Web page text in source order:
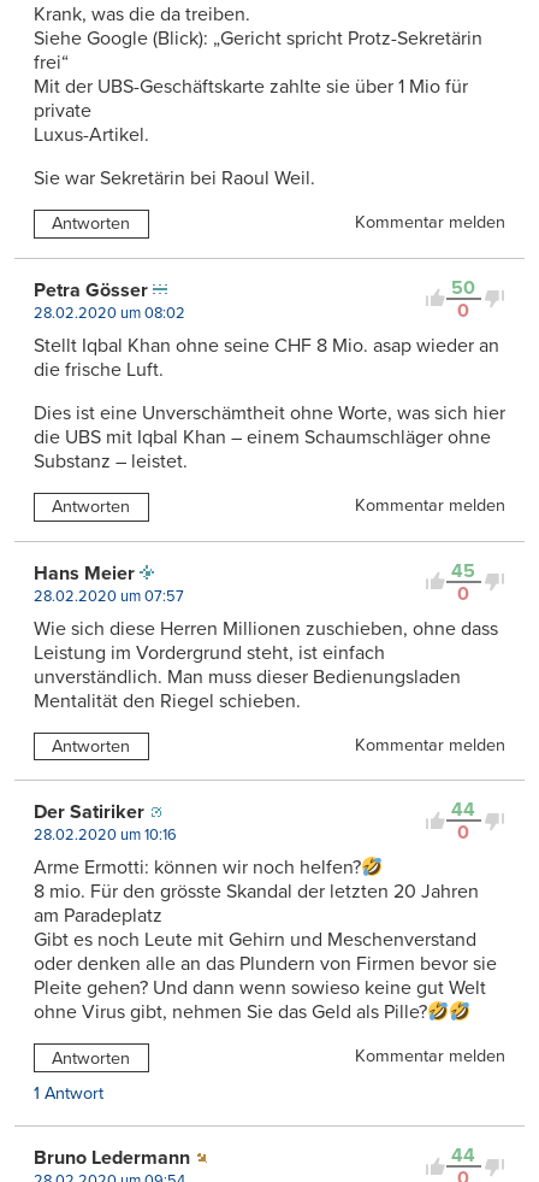
Krank, was die da treiben.
Siehe Google (Blick): „Gericht spricht Protz-Sekretärin
frei“
Mit der UBS-Geschäftskarte zahlte sie über 1 Mio für
private
Luxus-Artikel.
Sie war Sekretärin bei Raoul Weil.
Antworten Kommentar melden
50
0
Petra Gösser
28.02.2020 um 08:02
Stellt Iqbal Khan ohne seine CHF 8 Mio. asap wieder an
die frische Luft.
Dies ist eine Unverschämtheit ohne Worte, was sich hier
die UBS mit Iqbal Khan – einem Schaumschläger ohne
Substanz – leistet.
Antworten Kommentar melden
45
0
Hans Meier
28.02.2020 um 07:57
Wie sich diese Herren Millionen zuschieben, ohne dass
Leistung im Vordergrund steht, ist einfach
unverständlich. Man muss dieser Bedienungsladen
Mentalität den Riegel schieben.
Antworten Kommentar melden
44
0
Der Satiriker
28.02.2020 um 10:16
Arme Ermotti: können wir noch helfen?
8 mio. Für den grösste Skandal der letzten 20 Jahren
am Paradeplatz
Gibt es noch Leute mit Gehirn und Meschenverstand
oder denken alle an das Plundern von Firmen bevor sie
Pleite gehen? Und dann wenn sowieso keine gut Welt
ohne Virus gibt, nehmen Sie das Geld als Pille?
Antworten
Kommentar melden
1 Antwort
44
Bruno Ledermann